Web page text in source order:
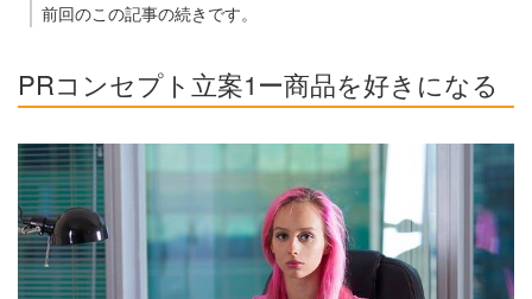
前回のこの記事の続きです。
PRコンセプト立案1ー商品を好きになる